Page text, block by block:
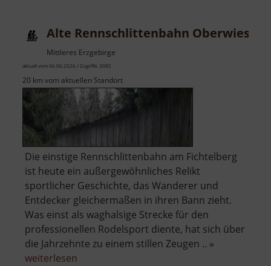
Alte Rennschlittenbahn
Mittleres Erzgebirge
aktuell vom 06.06.2026 / Zugriffe: 3085
20 km vom aktuellen Standort
Die einstige Rennschlittenbahn am Fichtelberg
ist heute ein außergewöhnliches Relikt
sportlicher Geschichte, das Wanderer und
Entdecker gleichermaßen in ihren Bann zieht.
Was einst als waghalsige Strecke für den
professionellen Rodelsport diente, hat sich über
die Jahrzehnte zu einem stillen Zeugen .. »
weiterlesen